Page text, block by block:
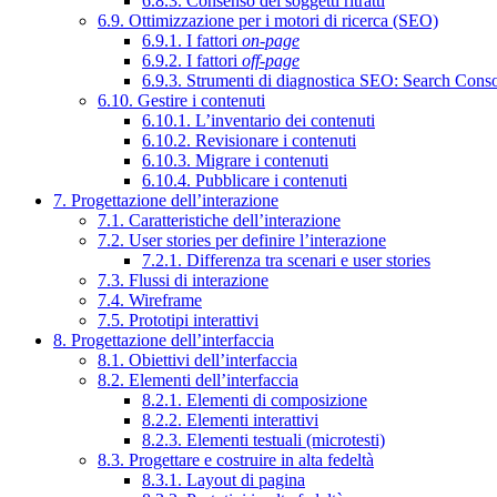
6.9. Ottimizzazione per i motori di ricerca (SEO)
6.9.1. I fattori on-page
6.9.2. I fattori off-page
6.9.3. Strumenti di diagnostica SEO: Search
6.10. Gestire i contenuti
6.10.1. L’inventario dei contenuti
6.10.2. Revisionare i contenuti
6.10.3. Migrare i contenuti
6.10.4. Pubblicare i contenuti
7. Progettazione dell’interazione
7.1. Caratteristiche dell’interazione
7.2. User stories per definire l’interazione
7.2.1. Differenza tra scenari e user stories
7.3. Flussi di interazione
7.4. Wireframe
7.5. Prototipi interattivi
8. Progettazione dell’interfaccia
8.1. Obiettivi dell’interfaccia
8.2. Elementi dell’interfaccia
8.2.1. Elementi di composizione
8.2.2. Elementi interattivi
8.2.3. Elementi testuali (microtesti)
8.3. Progettare e costruire in alta fedeltà
8.3.1. Layout di pagina